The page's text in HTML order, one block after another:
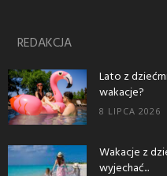
REDAKCJA
Lato z
wakacje?
8 LIPCA 2026
Wakacje z
wyjechać...